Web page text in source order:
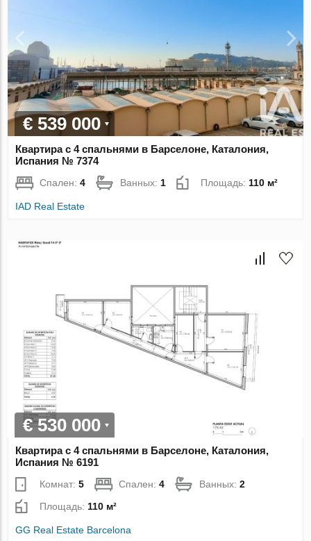
€ 539 000
Квартира с 4 спальнями в Барселоне, Каталония,
Испания № 7374
Спален:4 Ванных: 1 Площадь: 110 м²
IAD Real Estate
€ 530 000
Квартира с 4 спальнями в Барселоне, Каталония,
Испания № 6191
Комнат:5 Спален:4 Ванных:2
Площадь: 110 м²
GG Real Estate Barcelona